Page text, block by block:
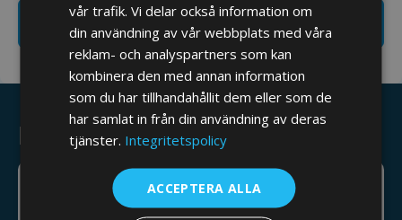
Ta kontakt med oss
Relaterade nyheter
vår trafik. Vi delar också information om
din användning av vår webbplats med våra
reklam- och analyspartners som kan
kombinera den med annan information
som du har tillhandahållit dem eller som de
har samlat in från din användning av deras
tjänster. Integritetspolicy
ACCEPTERA ALLA